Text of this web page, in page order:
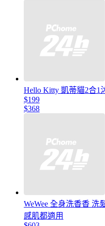
Hello Kitty 凱蒂貓2合1
$199
$368
WeWee 全身洗香香 洗
感肌都適用